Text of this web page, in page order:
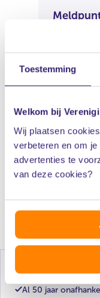
Toestemming
Welkom bij
Wij plaatsen
verbeteren en om
advertenties te
van deze cookies?
Al 50 jaar